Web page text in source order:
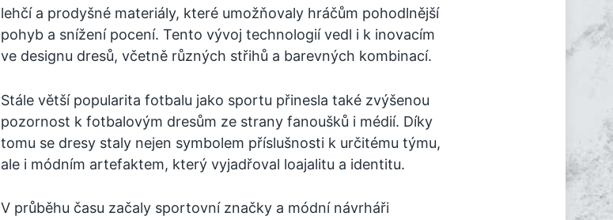
lehčí a prodyšné materiály, které umožňovaly hráčům pohodlnější
pohyb a snížení pocení. Tento vývoj technologií vedl i k inovacím
ve designu dresů, včetně různých střihů a barevných kombinací.
Stále větší popularita fotbalu jako sportu přinesla také zvýšenou
pozornost k fotbalovým dresům ze strany fanoušků i médií. Díky
tomu se dresy staly nejen symbolem příslušnosti k určitému týmu,
ale i módním artefaktem, který vyjadřoval loajalitu a identitu.
V průběhu času začaly sportovní značky a módní návrháři